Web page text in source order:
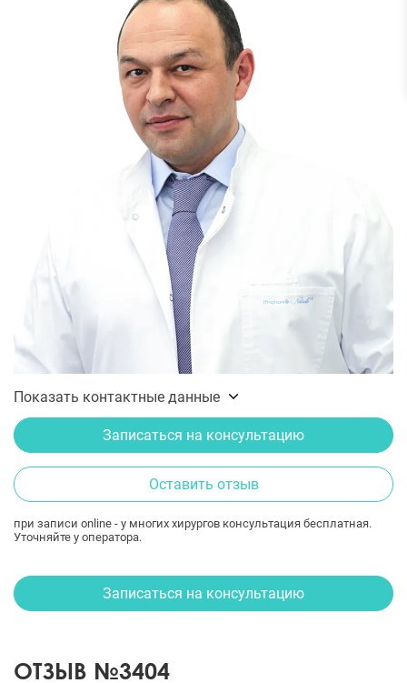
Показать контактные данные
Записаться на консультацию
Оставить отзыв
при записи online - у многих хирургов консультация бесплатная.
Уточняйте у оператора.
Записаться на консультацию
ОТЗЫВ №3404